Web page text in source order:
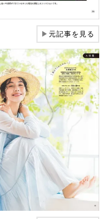
▶元記事を見る